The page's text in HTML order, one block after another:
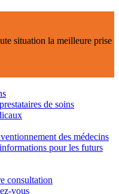
situation la meilleure prise
de soins
des médecins
pour les futurs
consultation
vous